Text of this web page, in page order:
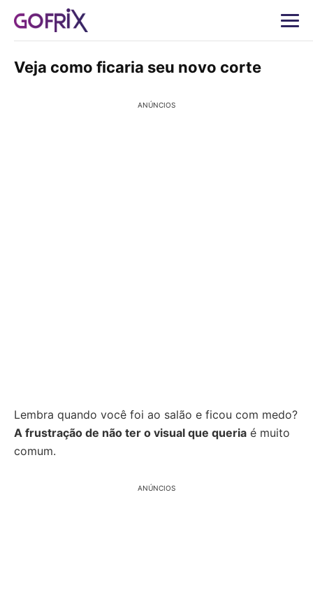
Veja como ficaria seu novo corte
ANÚNCIOS
Lembra quando você foi ao salão e ficou com medo?
A frustração de não ter o visual que queria é muito
comum.
ANÚNCIOS